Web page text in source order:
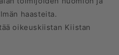
haasteita.
oikeuskiistan Kiistan